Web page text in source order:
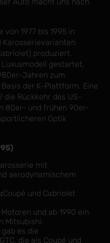
Auto macht uns nach
1977 bis 1995 in
Karosserievarianten
produziert.
gestartet,
Jahren zum
der K-Plattform. Eine
die Rückkehr des US-
80er- und frühen 90er-
Optik
mit
aerodynamischem
Coupé und Cabriolet
und ab 1990 ein
Mitsubishi.
gab es die
die als Coupé und